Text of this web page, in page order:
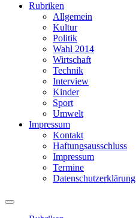
Rubriken
Allgemein
Kultur
Politik
Wahl 2014
Wirtschaft
Technik
Interview
Kinder
Sport
Umwelt
Impressum
Kontakt
Haftungsausschluss
Impressum
Termine
Datenschutzerklärung
Suchfeld
ein-/ausblenden